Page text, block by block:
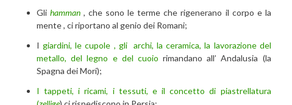
Glihamman , che sono le terme che rigenerano il corpo e la
mente , ci riportano al genio dei Romani;
Igiardini, le cupole , gli archi, la ceramica, la lavorazione del
metallo, del legno e del cuoio rimandano all’ Andalusia (la
Spagna dei Mori);
I tappeti, i ricami, i tessuti, e il concetto di piastrellatura